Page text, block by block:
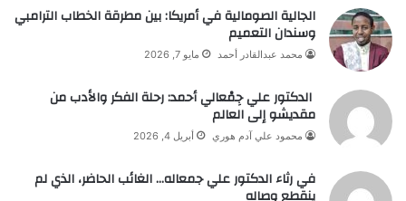
الجالية الصومالية في أمريكا: بين مطرقة الخطاب الترامبي
وسندان التعميم
محمد عبدالقادر أحمد مايو 7, 2026
الدكتور علي جِمْعالي أحمد: رحلة الفكر والأدب من
مقديشو إلى العالم
محمود علي آدم هوري أبريل 4, 2026
في رثاء الدكتور علي جمعاله… الغائب الحاضر، الذي لم